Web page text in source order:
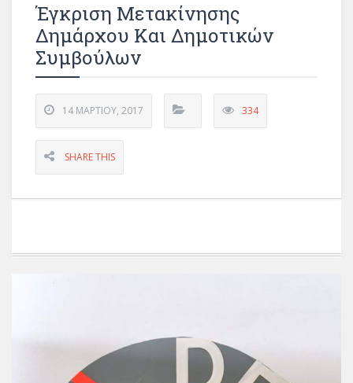
Έγκριση Μετακίνησης
Δημάρχου Και Δημοτικών
Συμβούλων
14 ΜΑΡΤΊΟΥ, 2017 334
SHARE THIS